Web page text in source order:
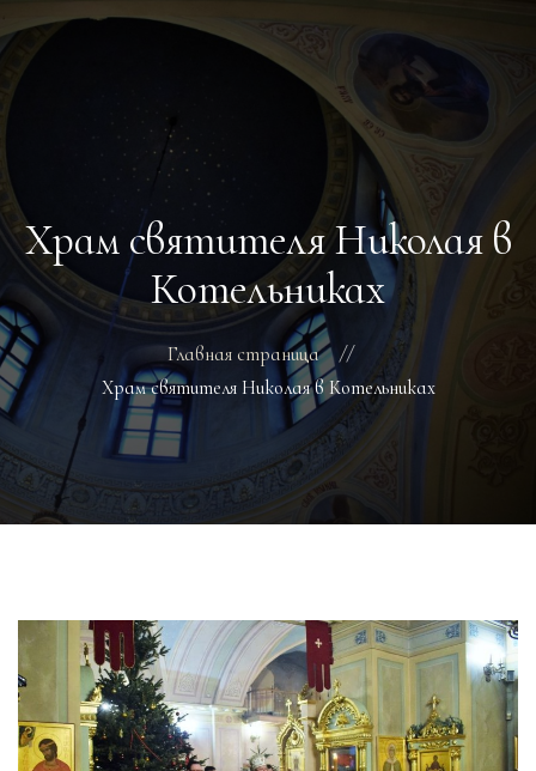
ГЛАВНАЯ
РАСПИСАНИЕ БОГОСЛУЖЕНИЙ
ТРЕБЫ
О ПОДВОРЬЕ
НОВОСТИ
ОБЪЯВЛЕНИЯ
ГАЛЕРЕЯ
КОНТАКТЫ
Храм святителя Николая в
Котельниках
Главная страница
Храм святителя Николая в Котельниках